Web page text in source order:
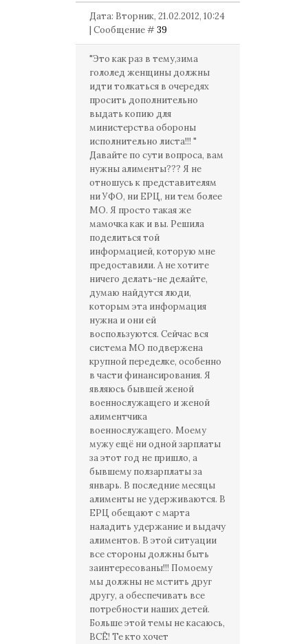
Дата: Вторник, 21.02.2012, 10:24
| Сообщение #39
"Это как раз в тему,зима
гололед женщины должны
идти толкаться в очередях
просить дополнительно
выдать копию для
министерства обороны
исполнительно листа!!! "
Давайте по сути вопроса, вам
нужны алименты??? Я не
отношусь к представителям
ни УФО, ни ЕРЦ, ни тем более
МО. Я просто такая же
мамочка как и вы. Решила
поделиться той
информацией, которую мне
предоставили. А не хотите
ничего делать-не делайте,
думаю найдутся люди,
которым эта информация
нужна и они ей
воспользуются. Сейчас вся
система МО подвержена
крупной переделке, особенно
в части финансирования. Я
являюсь бывшей женой
военнослужащего и женой
алиментчика
военнослужащего. Моему
мужу ещё ни одной зарплаты
за этот год не пришло, а
бывшему ползарплаты за
январь. В последние месяцы
алименты не удерживаются. В
ЕРЦ обещают с марта
наладить удержание и выдачу
алиментов. В этой ситуации
все стороны должны быть
заинтересованы!!! Помоему
мы должны не мстить друг
другу, а обеспечивать все
потребности наших детей.
Больше этой темы не касаюсь,
ВСЁ! Те кто хочет